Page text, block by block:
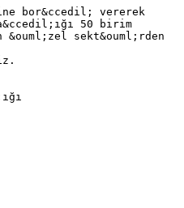
bor&ccedil; vererek
50 birim
sekt&ouml;rden